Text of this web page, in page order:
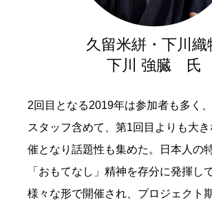
久留米絣・下川織
下川 強臓 氏
2回目となる2019年は参加者も多く
スタッフ含めて、第1回目よりも大
催となり話題性も集めた。日本人の
「おもてなし」精神を存分に発揮し
様々な形で開催され、プロジェクト